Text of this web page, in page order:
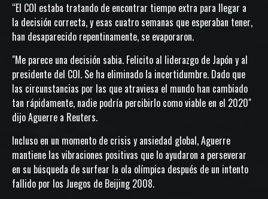
“El COI estaba tratando de encontrar tiempo extra para llegar a
la decisión correcta, y esas cuatro semanas que esperaban tener,
han desaparecido repentinamente, se evaporaron.
"Me parece una decisión sabia. Felicito al liderazgo de Japón y al
presidente del COI. Se ha eliminado la incertidumbre. Dado que
las circunstancias por las que atraviesa el mundo han cambiado
tan rápidamente, nadie podría percibirlo como viable en el 2020"
dijo Aguerre a Reuters.
Incluso en un momento de crisis y ansiedad global, Aguerre
mantiene las vibraciones positivas que lo ayudaron a perseverar
en su búsqueda de surfear la ola olímpica después de un intento
fallido por los Juegos de Beijing 2008.